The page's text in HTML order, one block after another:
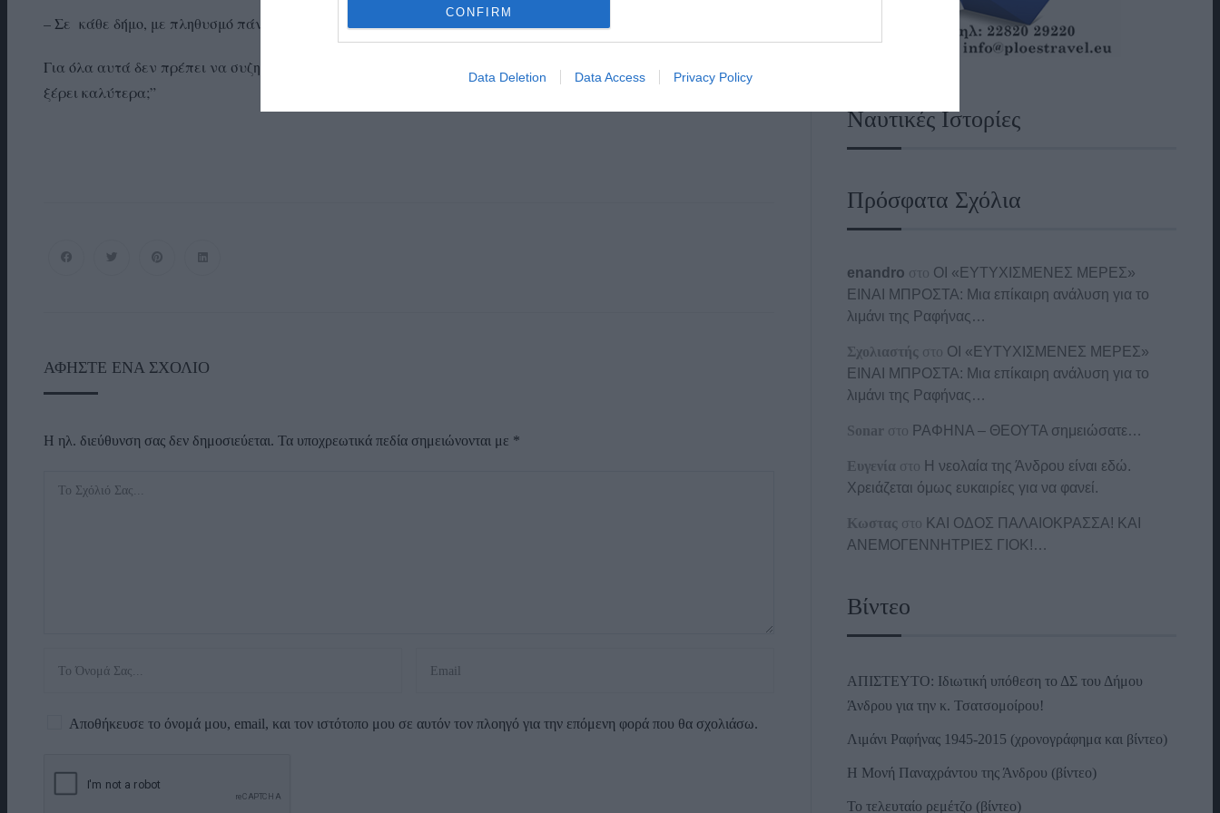
CONFIRM
Data Deletion Data Access Privacy Policy
– Σε κάθε δήμο, με πληθυσμό πάνω από 2.000 κατοίκους, όπως ο Δήμος Άνδρου συγκροτείται συμβούλιο νέων.
Για όλα αυτά δεν πρέπει να συζητήσουμε; Θα δεχθεί να γίνει συζήτηση ο κ.Σουσούδης ή θα μας πει ότι “αυτός
ξέρει καλύτερα;”
ΑΦΉΣΤΕ ΈΝΑ ΣΧΌΛΙΟ
Η ηλ. διεύθυνση σας δεν δημοσιεύεται. Τα υποχρεωτικά πεδία σημειώνονται με *
Αποθήκευσε το όνομά μου, email, και τον ιστότοπο μου σε αυτόν τον πλοηγό για την επόμενη φορά που θα σχολιάσω.
Ναυτικές Ιστορίες
Πρόσφατα Σχόλια
enandro στο ΟΙ «ΕΥΤΥΧΙΣΜΕΝΕΣ ΜΕΡΕΣ»
ΕΙΝΑΙ ΜΠΡΟΣΤΑ: Μια επίκαιρη ανάλυση για το
λιμάνι της Ραφήνας…
Σχολιαστής στο ΟΙ «ΕΥΤΥΧΙΣΜΕΝΕΣ ΜΕΡΕΣ»
ΕΙΝΑΙ ΜΠΡΟΣΤΑ: Μια επίκαιρη ανάλυση για το
λιμάνι της Ραφήνας…
Sonar στο ΡΑΦΗΝΑ – ΘΕΟΥΤΑ σημειώσατε…
Ευγενία στο Η νεολαία της Άνδρου είναι εδώ.
Χρειάζεται όμως ευκαιρίες για να φανεί.
Κωστας στο ΚΑΙ ΟΔΟΣ ΠΑΛΑIΟΚΡΑΣΣΑ! ΚΑΙ
ΑΝΕΜΟΓΕΝΝΗΤΡΙΕΣ ΓΙΟΚ!…
Βίντεο
ΑΠΙΣΤΕΥΤΟ: Ιδιωτική υπόθεση το ΔΣ του Δήμου
Άνδρου για την κ. Τσατσομοίρου!
Λιμάνι Ραφήνας 1945-2015 (χρονογράφημα και βίντεο)
Η Μονή Παναχράντου της Άνδρου (βίντεο)
Το τελευταίο ρεμέτζο (βίντεο)